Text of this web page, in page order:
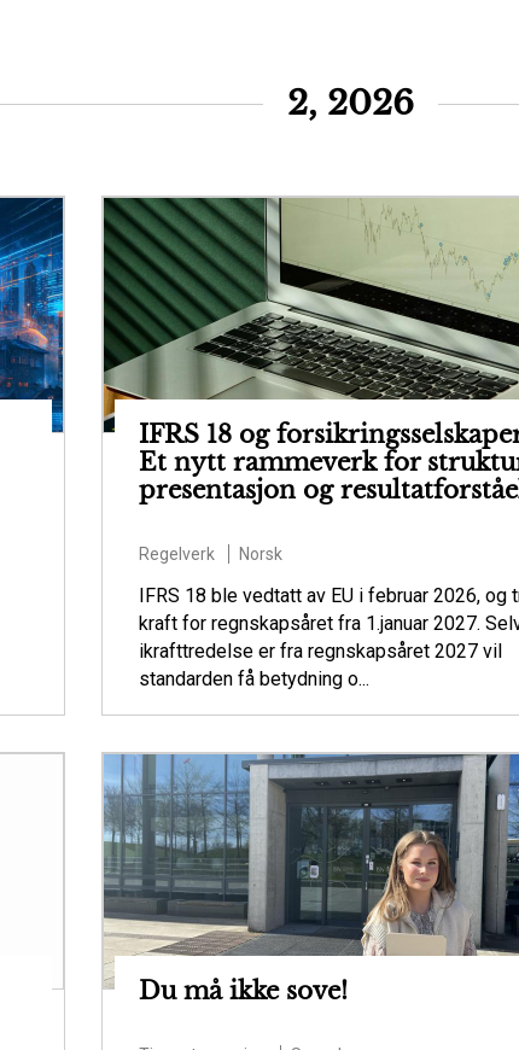
2, 2026
IFRS 18 og
Et nytt rammeverk for
presentasjon og
Regelverk Norsk
IFRS 18 ble vedtatt av EU i februar 2026, og
kraft for regnskapsåret fra 1.januar 2027.
ikrafttredelse er fra regnskapsåret 2027 vil
standarden få betydning o...
Du må ikke sove!